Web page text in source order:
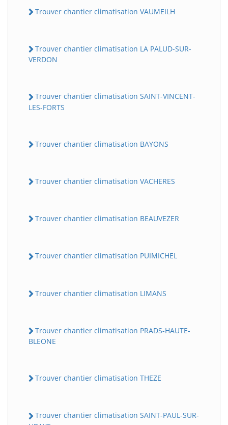
Trouver chantier climatisation VAUMEILH
Trouver chantier climatisation LA PALUD-SUR-
VERDON
Trouver chantier climatisation SAINT-VINCENT-
LES-FORTS
Trouver chantier climatisation BAYONS
Trouver chantier climatisation VACHERES
Trouver chantier climatisation BEAUVEZER
Trouver chantier climatisation PUIMICHEL
Trouver chantier climatisation LIMANS
Trouver chantier climatisation PRADS-HAUTE-
BLEONE
Trouver chantier climatisation THEZE
Trouver chantier climatisation SAINT-PAUL-SUR-